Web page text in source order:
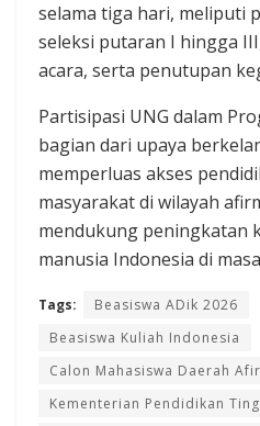
selama tiga hari, meliputi
seleksi putaran I hingga
acara, serta penutupan
Partisipasi UNG dalam
bagian dari upaya
memperluas akses
masyarakat di wilayah
mendukung peningkatan
manusia Indonesia di
Tags:
Beasiswa ADik 2026
Beasiswa Kuliah Indonesia
Calon Mahasiswa Daerah
Kementerian Pendidikan